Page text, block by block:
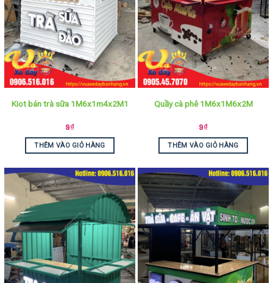
Kiot bán trà sữa 1M6x1m4x2M1
9₫
THÊM VÀO GIỎ HÀNG
Quầy cà phê 1M6x1M6x2M
9₫
THÊM VÀO GIỎ HÀNG